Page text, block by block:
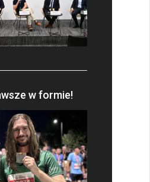
w formie!